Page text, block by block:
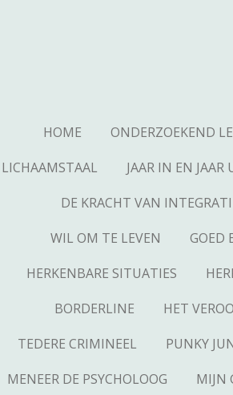
HOME ONDERZOEKEND
LICHAAMSTAAL
JAAR IN EN JAAR
DE KRACHT VAN
WIL OM TE LEVEN
GOED
HERKENBARE SITUATIES
BORDERLINE
HET
TEDERE CRIMINEEL
PUNKY
MENEER DE PSYCHOLOOG
MIJN